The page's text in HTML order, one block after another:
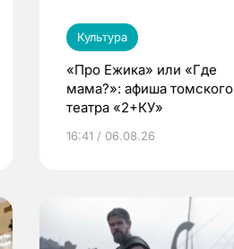
Культура
«Про Ежика» или «Где
мама?»: афиша томского
театра «2+КУ»
16:41 / 06.08.26